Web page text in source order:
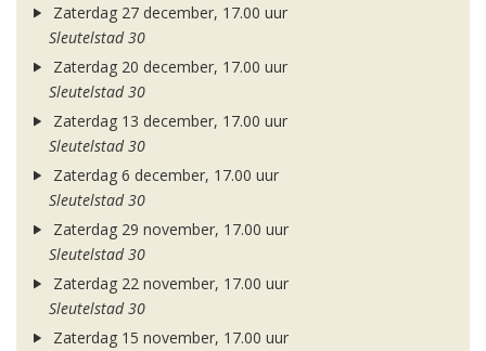
Zaterdag 27 december, 17.00 uur
Sleutelstad 30
Zaterdag 20 december, 17.00 uur
Sleutelstad 30
Zaterdag 13 december, 17.00 uur
Sleutelstad 30
Zaterdag 6 december, 17.00 uur
Sleutelstad 30
Zaterdag 29 november, 17.00 uur
Sleutelstad 30
Zaterdag 22 november, 17.00 uur
Sleutelstad 30
Zaterdag 15 november, 17.00 uur